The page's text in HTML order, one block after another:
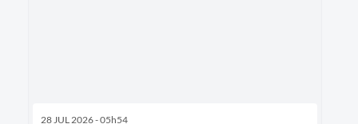
28 JUL 2026 - 05h54